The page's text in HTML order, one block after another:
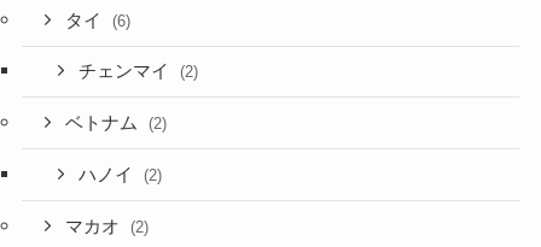
タイ (6)
チェンマイ (2)
ベトナム (2)
ハノイ (2)
マカオ (2)